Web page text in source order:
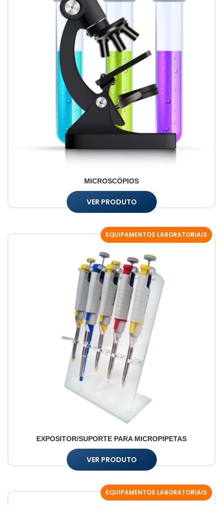
MICROSCÓPIOS
VER PRODUTO
EQUIPAMENTOS LABORATORIAIS
EXPOSITOR/SUPORTE PARA MICROPIPETAS
VER PRODUTO
EQUIPAMENTOS LABORATORIAIS